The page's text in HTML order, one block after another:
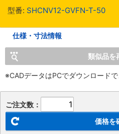
型番: SHCNV12-GVFN-T-50
仕様・寸法情報
類似品を
※CADデータはPCでダウンロード
ご注文数：
価格を